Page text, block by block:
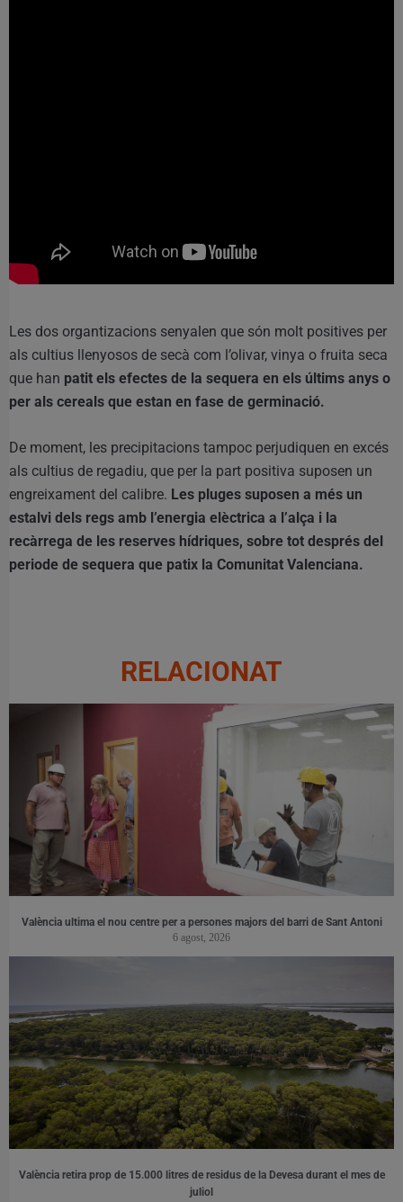
Les dos organtizacions senyalen que són molt positives per
als cultius llenyosos de secà com l’olivar, vinya o fruita seca
que han patit els efectes de la sequera en els últims anys o
per als cereals que estan en fase de germinació.
De moment, les precipitacions tampoc perjudiquen en excés
als cultius de regadiu, que per la part positiva suposen un
engreixament del calibre. Les pluges suposen a més un
estalvi dels regs amb l’energia elèctrica a l’alça i la
recàrrega de les reserves hídriques, sobre tot després del
periode de sequera que patix la Comunitat Valenciana.
RELACIONAT
València ultima el nou centre per a persones majors del barri de Sant Antoni
6 agost, 2026
València retira prop de 15.000 litres de residus de la Devesa durant el mes de
juliol